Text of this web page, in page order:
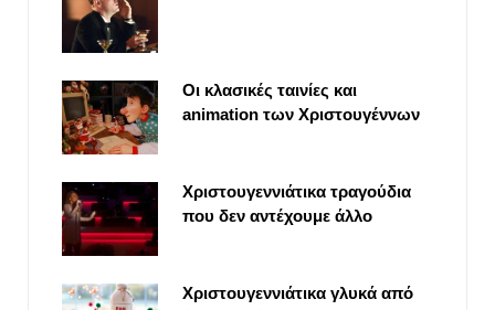
Οι κλασικές ταινίες και
animation των Χριστουγέννων
Χριστουγεννιάτικα τραγούδια
που δεν αντέχουμε άλλο
Χριστουγεννιάτικα γλυκά από